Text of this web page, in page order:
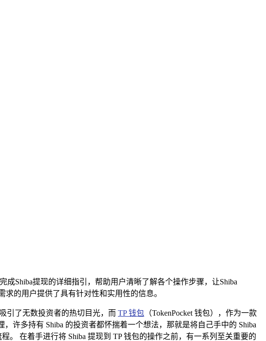
成Shiba提现的详细指引，帮助用户清晰了解各个操作步骤，让Shiba
的用户提供了具有针对性和实用性的信息。
引了无数投资者的热切目光，而 TP 钱包 （TokenPocket 钱包），作为一款
许多持有 Shiba 的投资者都怀揣着一个想法，那就是将自己手中的 Shiba
在着手进行将 Shiba 提现到 TP 钱包的操作之前，有一系列至关重要的